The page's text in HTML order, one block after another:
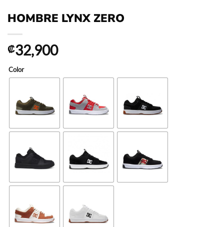
HOMBRE LYNX ZERO
₡32,900
Color